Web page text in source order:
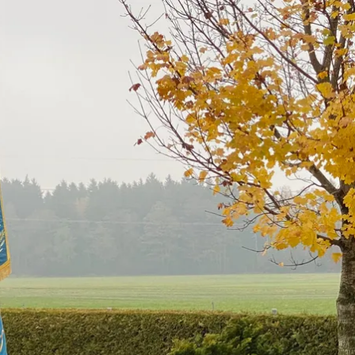
nder